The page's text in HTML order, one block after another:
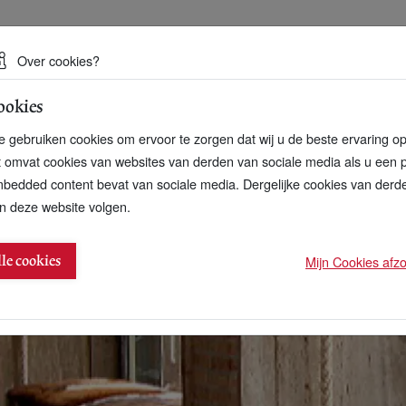
duurzame toekomst
beginnende recessie
Over cookies?
gebruiken cookies om ervoor te zorgen dat wij u de beste ervaring
omvat cookies van websites van derden van sociale media als u een
content bevat van sociale media. Dergelijke cookies van
deze website volgen.
cookies Mijn Cookies